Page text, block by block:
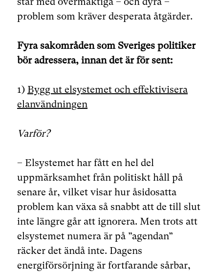
problem som kräver desperata åtgärder.
Fyra sakområden som Sveriges politiker
bör adressera, innan det är för sent:
1) Bygg ut elsystemet och effektivisera
elanvändningen
Varför?
– Elsystemet har fått en hel del
uppmärksamhet från politiskt håll på
senare år, vilket visar hur åsidosatta
problem kan växa så snabbt att de till slut
inte längre går att ignorera. Men trots att
elsystemet numera är på ”agendan”
räcker det ändå inte. Dagens
energiförsörjning är fortfarande sårbar,